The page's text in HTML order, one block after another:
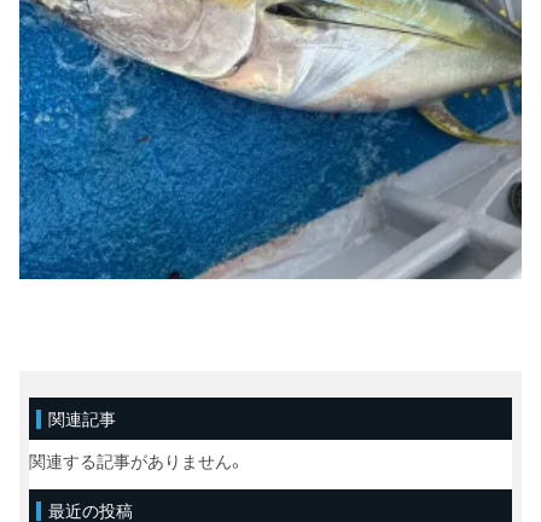
関連記事
関連する記事がありません。
最近の投稿